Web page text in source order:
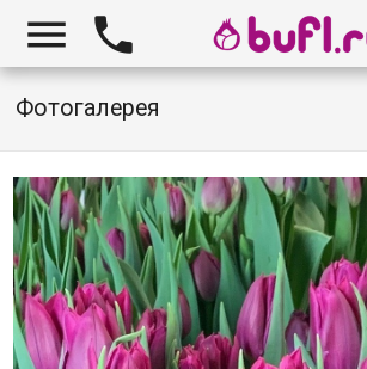
 
Фотогалерея